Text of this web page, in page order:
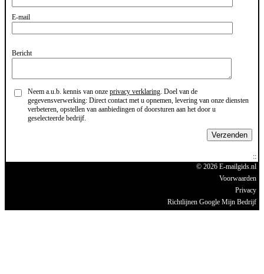
E-mail
Bericht
Neem a.u.b. kennis van onze privacy verklaring . Doel van de
gegevensverwerking: Direct contact met u opnemen, levering van onze diensten
verbeteren, opstellen van aanbiedingen of doorsturen aan het door u
geselecteerde bedrijf.
Verzenden
© 2026 E-mailgids.nl
Voorwaarden
Privacy
Richtlijnen Google Mijn Bedrijf